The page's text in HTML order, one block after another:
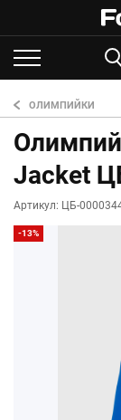
ОЛИМПИЙКИ
Jacket
Артикул: ЦБ-
-13%